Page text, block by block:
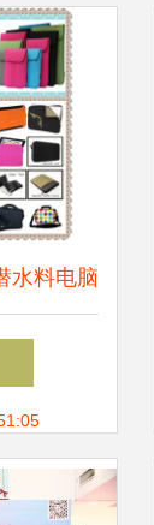
水料电脑
的移动